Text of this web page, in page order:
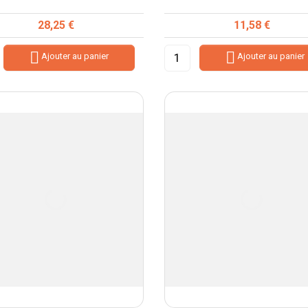
Prix
28,25 €
 Ajouter au panier
Prix
11,58 €
 Ajouter au panier